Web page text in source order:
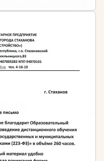
желающим
готов помочь
по курсам
и повышения
требований к
стандартами и
пройдя обучение?